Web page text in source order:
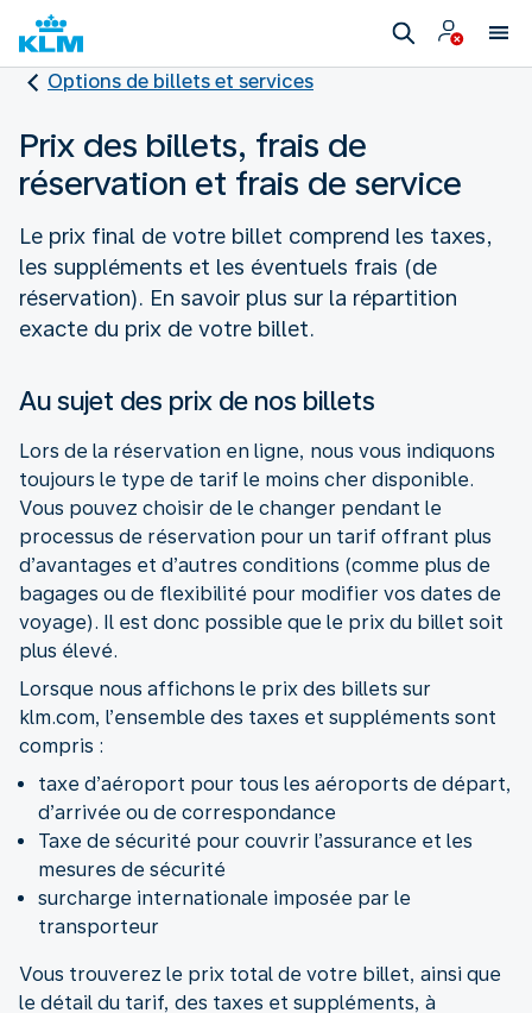
Options de billets et services
Prix des billets, frais de
réservation et frais de service
Le prix final de votre billet comprend les taxes,
les suppléments et les éventuels frais (de
réservation). En savoir plus sur la répartition
exacte du prix de votre billet.
Au sujet des prix de nos billets
Lors de la réservation en ligne, nous vous indiquons
toujours le type de tarif le moins cher disponible.
Vous pouvez choisir de le changer pendant le
processus de réservation pour un tarif offrant plus
d’avantages et d’autres conditions (comme plus de
bagages ou de flexibilité pour modifier vos dates de
voyage). Il est donc possible que le prix du billet soit
plus élevé.
Lorsque nous affichons le prix des billets sur
klm.com, l’ensemble des taxes et suppléments sont
compris :
taxe d’aéroport pour tous les aéroports de départ,
d’arrivée ou de correspondance
Taxe de sécurité pour couvrir l’assurance et les
mesures de sécurité
surcharge internationale imposée par le
transporteur
Vous trouverez le prix total de votre billet, ainsi que
le détail du tarif, des taxes et suppléments, à